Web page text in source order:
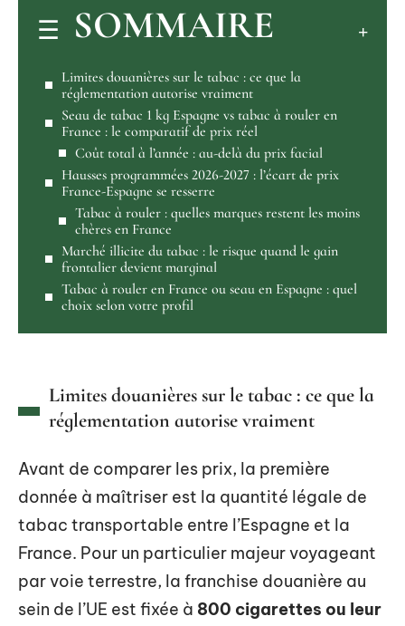
SOMMAIRE
Limites douanières sur le tabac : ce que la
réglementation autorise vraiment
Seau de tabac 1 kg Espagne vs tabac à rouler en
France : le comparatif de prix réel
Coût total à l’année : au-delà du prix facial
Hausses programmées 2026-2027 : l’écart de prix
France-Espagne se resserre
Tabac à rouler : quelles marques restent les moins
chères en France
Marché illicite du tabac : le risque quand le gain
frontalier devient marginal
Tabac à rouler en France ou seau en Espagne : quel
choix selon votre profil
Limites douanières sur le tabac : ce que la
réglementation autorise vraiment
Avant de comparer les prix, la première
donnée à maîtriser est la quantité légale de
tabac transportable entre l’Espagne et la
France. Pour un particulier majeur voyageant
par voie terrestre, la franchise douanière au
sein de l’UE est fixée à 800 cigarettes ou leur